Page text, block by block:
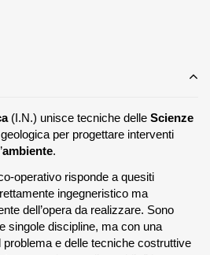
(I.N.) unisce tecniche delle Scienze
geologica per progettare interventi
ambiente.
operativo risponde a quesiti
ingegneristico ma
dell’opera da realizzare. Sono
singole discipline, ma con una
e delle tecniche costruttive